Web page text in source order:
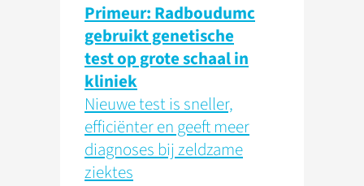
Primeur: Radboudumc
gebruikt genetische
test op grote schaal in
kliniek
Nieuwe test is sneller,
efficiënter en geeft meer
diagnoses bij zeldzame
ziektes